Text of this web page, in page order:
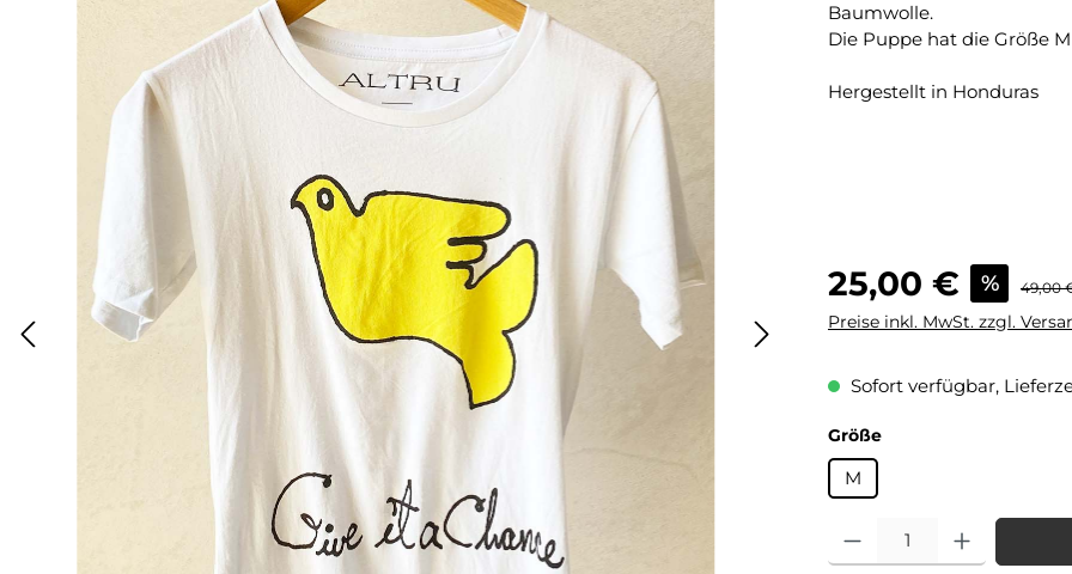
Baumwolle.
Die Puppe hat die Größe
Hergestellt in Honduras
Verkaufspreis:
25,00 € % 49,00
Preise inkl. MwSt. zzgl.
Sofort verfügbar,
Größeauswählen
M
Produkt Anzahl: Gib den